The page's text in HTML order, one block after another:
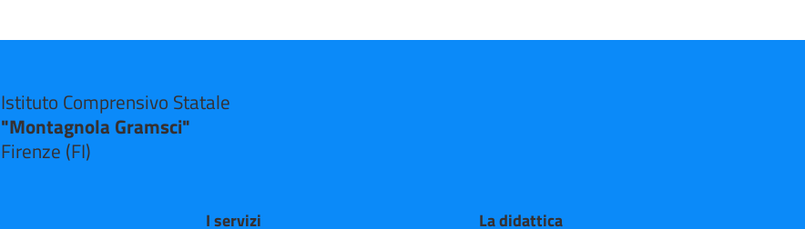
Istituto Comprensivo Statale
"Montagnola Gramsci"
Firenze (FI)
I servizi La didattica